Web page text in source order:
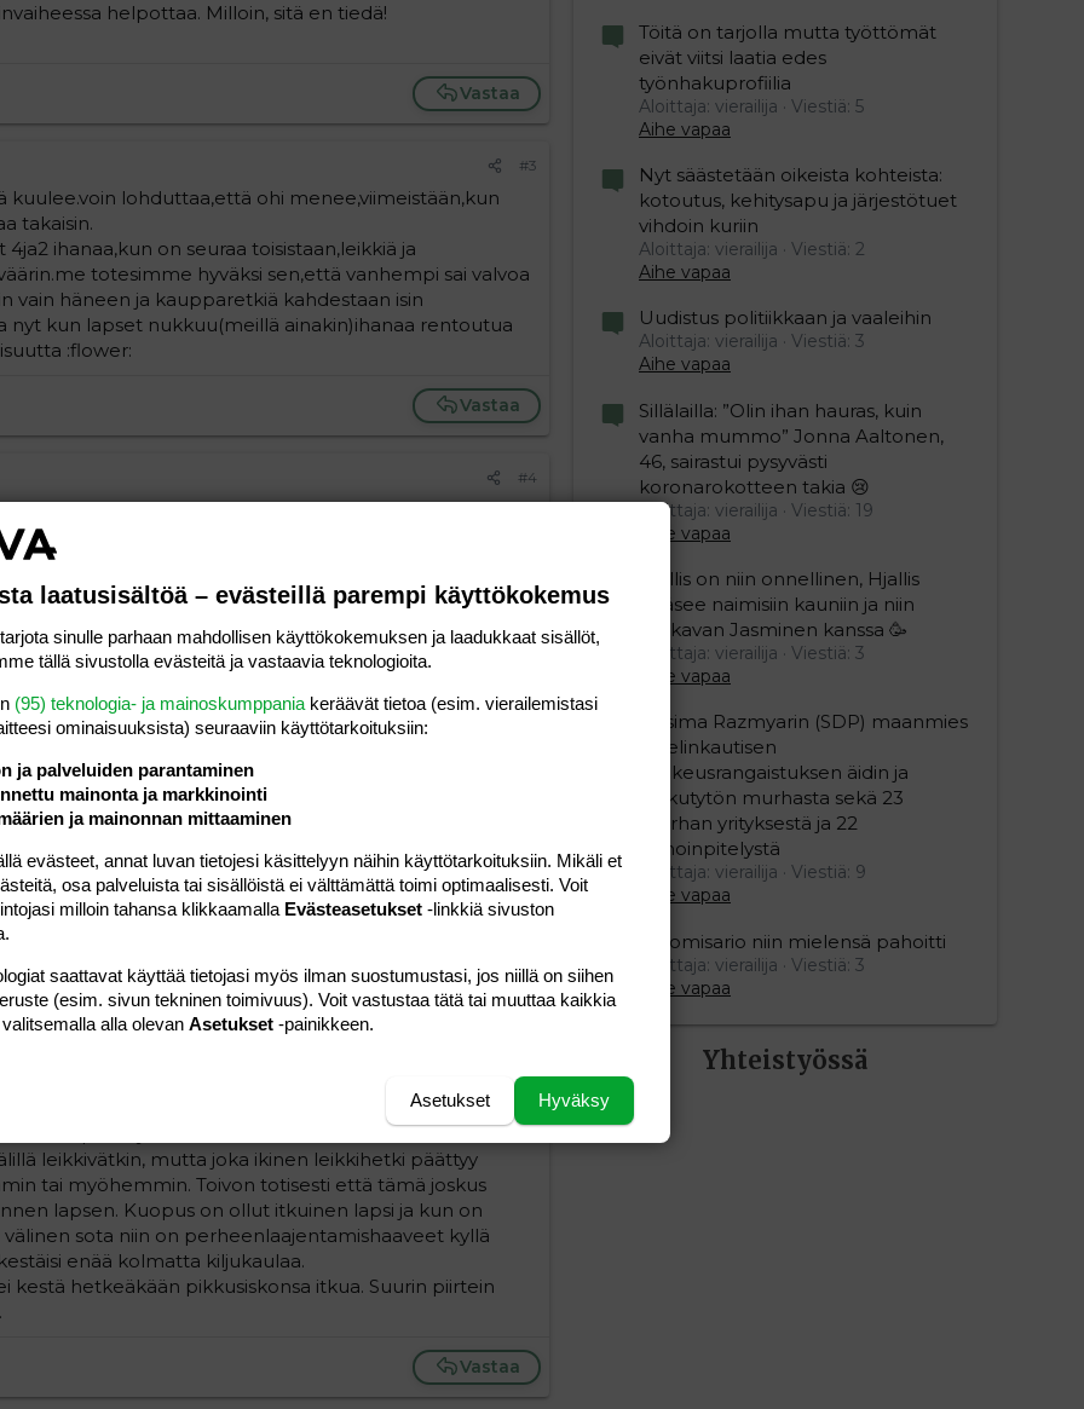
helpottaa. Milloin, sitä en tiedä!
Vastaa
#3
kuulee.voin lohduttaa,että ohi menee,viimeistään,kun
takaisin.
4ja2 ihanaa,kun on seuraa toisistaan,leikkiä ja
totesimme hyväksi sen,että vanhempi sai valvoa
vain häneen ja kaupparetkiä kahdestaan isin
nyt kun lapset nukkuu(meillä ainakin)ihanaa rentoutua
:flower:
Vastaa
#4
poika ja toinen lapsi on yksivuotias. Isompi kokoajan
puree ja vie lelut pois. En tiedä mitä tekisin. Välillä kyllä
leikki päättyy pienemmän itkuun. Neuvolassa
ja kyllä se siitä rauhottuu, kun pienempi
auta kuin odotella :headwall:
!
sellasta meteliä, että välillä meinaan jo luovuttaa. Että ei
On toki niitäkin hetkiä...
mallia tässä lähikuukausien aikana. Vaihtuneeko
:/
Vastaa
karjuu päin naamaa... pikkusiskolleen. Menee hermot
sanottu, vähän kovemmin ja sitten on jo otettu
olen pistänyt esikoisen arestiin omaan huoneeseen.
leikkivätkin, mutta joka ikinen leikkihetki päättyy
tai myöhemmin. Toivon totisesti että tämä joskus
lapsen. Kuopus on ollut itkuinen lapsi ja kun on
välinen sota niin on perheenlaajentamishaaveet kyllä
enää kolmatta kiljukaulaa.
kestä hetkeäkään pikkusiskonsa itkua. Suurin piirtein
Vastaa
Töitä on tarjolla mutta työttömät
eivät viitsi laatia edes
työnhakuprofiilia
Aloittaja: vierailija
Viestiä: 5
Aihe vapaa
Nyt säästetään oikeista kohteista:
kotoutus, kehitysapu ja järjestötuet
vihdoin kuriin
Aloittaja: vierailija
Viestiä: 2
Aihe vapaa
Uudistus politiikkaan ja vaaleihin
Aloittaja: vierailija
Viestiä: 3
Aihe vapaa
Sillälailla: ”Olin ihan hauras, kuin
vanha mummo” Jonna Aaltonen,
46, sairastui pysyvästi
koronarokotteen takia 😢
Aloittaja: vierailija
Viestiä: 19
Aihe vapaa
Hjallis on niin onnellinen, Hjallis
pääsee naimisiin kauniin ja niin
mukavan Jasminen kanssa 🥳
Aloittaja: vierailija
Viestiä: 3
Aihe vapaa
Nasima Razmyarin (SDP) maanmies
sai elinkautisen
vankeusrangaistuksen äidin ja
pikkutytön murhasta sekä 23
murhan yrityksestä ja 22
pahoinpitelystä
Aloittaja: vierailija
Viestiä: 9
Aihe vapaa
Ylikomisario niin mielensä pahoitti
Aloittaja: vierailija
Viestiä: 3
Aihe vapaa
Yhteistyössä
laatusisältöä – evästeillä parempi käyttökokemus
sinulle parhaan mahdollisen käyttökokemuksen ja laadukkaat sisällöt,
tällä sivustolla evästeitä ja vastaavia teknologioita.
(95) teknologia- ja mainoskumppania keräävät tietoa (esim. vierailemis­tasi
ominaisuuk­sista) seuraaviin käyttötarkoituksiin:
ja palveluiden parantaminen
mainonta ja markkinointi
ja mainonnan mittaaminen
evästeet, annat luvan tietojesi käsittelyyn näihin käyttötarkoituksiin. Mikäli et
osa palveluista tai sisällöistä ei välttämättä toimi optimaalisesti. Voit
milloin tahansa klikkaamalla Evästeasetukset -linkkiä sivuston
saattavat käyttää tietojasi myös ilman suostumustasi, jos niillä on siihen
(esim. sivun tekninen toimivuus). Voit vastustaa tätä tai muuttaa kaikkia
alla olevan Asetukset -painikkeen.
Hyväksy
Asetukset